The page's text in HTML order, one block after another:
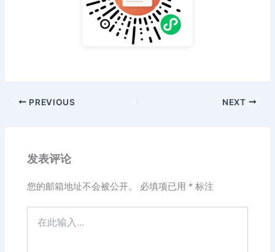
PREVIOUS NEXT
发表评论
您的邮箱地址不会被公开。 必填项已用 * 标注